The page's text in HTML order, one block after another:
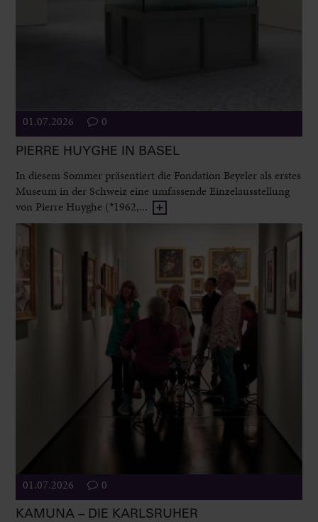
01.07.2026 0
PIERRE HUYGHE IN BASEL
In diesem Sommer präsentiert die Fondation Beyeler als erstes
Museum in der Schweiz eine umfassende Einzelausstellung
von Pierre Huyghe (*1962,...
01.07.2026 0
KAMUNA – DIE KARLSRUHER